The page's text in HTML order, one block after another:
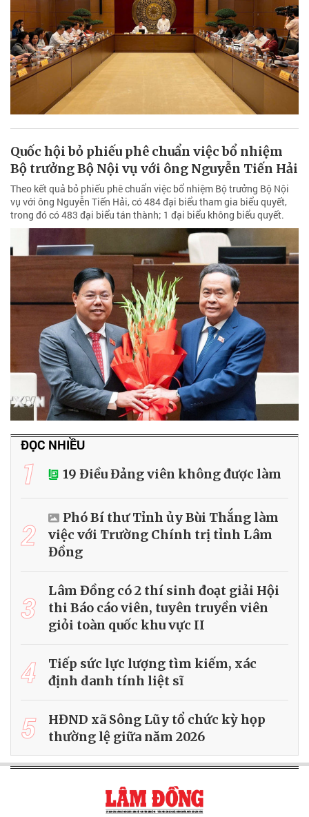
Quốc hội bỏ phiếu phê chuẩn việc bổ nhiệm
Bộ trưởng Bộ Nội vụ với ông Nguyễn Tiến Hải
Theo kết quả bỏ phiếu phê chuẩn việc bổ nhiệm Bộ trưởng Bộ Nội
vụ với ông Nguyễn Tiến Hải, có 484 đại biểu tham gia biểu quyết,
trong đó có 483 đại biểu tán thành; 1 đại biểu không biểu quyết.
ĐỌC NHIỀU
1 19 Điều Đảng viên không được làm
2
Phó Bí thư Tỉnh ủy Bùi Thắng làm
việc với Trường Chính trị tỉnh Lâm
Đồng
3
Lâm Đồng có 2 thí sinh đoạt giải Hội
thi Báo cáo viên, tuyên truyền viên
giỏi toàn quốc khu vực II
4
Tiếp sức lực lượng tìm kiếm, xác
định danh tính liệt sĩ
5
HĐND xã Sông Lũy tổ chức kỳ họp
thường lệ giữa năm 2026